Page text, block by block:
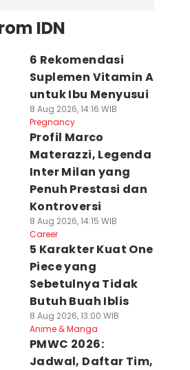
IDN
6 Rekomendasi
Suplemen Vitamin A
untuk Ibu Menyusui
8 Aug 2026, 14:16 WIB
Pregnancy
Profil Marco
Materazzi, Legenda
Inter Milan yang
Penuh Prestasi dan
Kontroversi
8 Aug 2026, 14:15 WIB
Career
5 Karakter Kuat One
Piece yang
Sebetulnya Tidak
Butuh Buah Iblis
8 Aug 2026, 13:00 WIB
Anime & Manga
PMWC 2026:
Jadwal, Daftar Tim,